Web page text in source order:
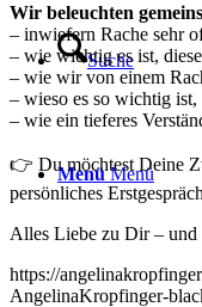
Suche
Menü Menü
Wir beleuchten
– inwiefern Rache sehr
– wie wichtig es ist,
– wie wir von einem
– wieso es so wichtig
– wie ein tieferes
👉⁠ Du möchtest Deine
persönliches
Alles Liebe zu Dir – und
https://
AngelinaKropfinger-